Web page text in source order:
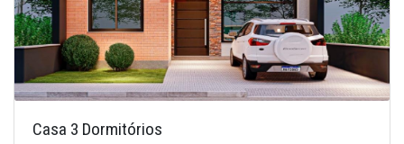
Casa 3 Dormitórios